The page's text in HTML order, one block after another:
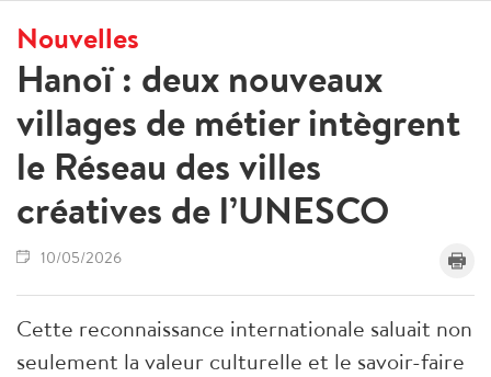
Nouvelles
Hanoï : deux nouveaux
villages de métier intègrent
le Réseau des villes
créatives de l’UNESCO
10/05/2026
Cette reconnaissance internationale saluait non
seulement la valeur culturelle et le savoir-faire